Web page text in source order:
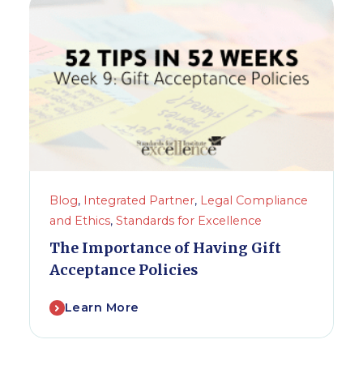
Blog, Integrated Partner, Legal Compliance
and Ethics, Standards for Excellence
The Importance of Having Gift
Acceptance Policies
Learn More